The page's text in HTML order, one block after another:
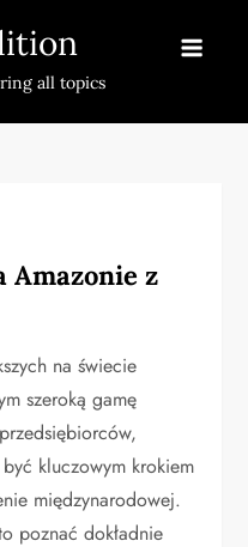
all topics
Amazonie z
na świecie
szeroką gamę
kluczowym krokiem
międzynarodowej.
poznać dokładnie